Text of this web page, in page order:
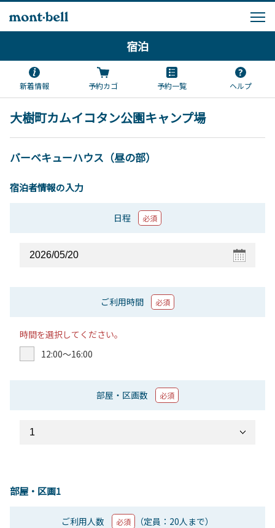
宿泊
新着情報 予約カゴ 予約一覧 ヘルプ
大樹町カムイコタン公園キャンプ場
バーベキューハウス（昼の部）
宿泊者情報の入力
日程 必須
ご利用時間 必須
時間を選択してください。
12:00〜16:00
部屋・区画数 必須
部屋・区画1
ご利用人数 必須 （定員：20人まで）